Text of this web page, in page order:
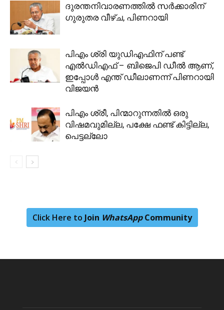
ദുരന്തനിവാരണത്തിൽ സർക്കാരിന്
ഗുരുതര വീഴ്ച, പിണറായി
പിഎം ശ്രി യുഡിഎഫിന് പണ്ട്
എൽഡിഎഫ് – ബിജെപി ഡീൽ ആണ്,
ഇപ്പോൾ എന്ത് ഡീലാണന്ന് പിണറായി
വിജയൻ
പിഎം ശ്രീ, പിന്മാറുന്നതില്‍ ഒരു
വിഷമവുമില്ല, പക്ഷേ ഫണ്ട് കിട്ടില്ല,
പെട്ടല്ലോ
Click Here to Join WhatsAppCommunity